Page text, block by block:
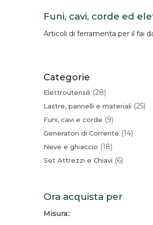
Funi, cavi, corde ed
Articoli di ferramenta per il fai
Categorie
Elettroutensili 28
Lastre, pannelli e materiali 25
Funi, cavi e corde 9
Generatori di Corrente 14
Neve e ghiaccio 18
Set Attrezzi e Chiavi 6
Ora acquista per
Misura: